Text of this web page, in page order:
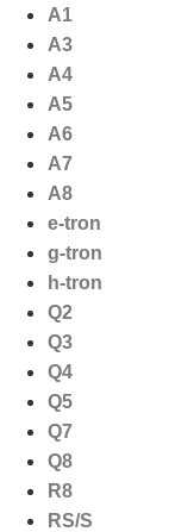
naar
inhoud
A1
A3
A4
A5
A6
A7
A8
e-tron
g-tron
h-tron
Q2
Q3
Q4
Q5
Q7
Q8
R8
RS/S